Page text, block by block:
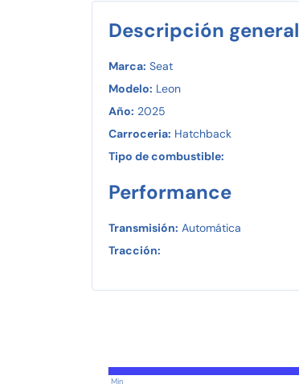
Descripción general
Marca: Seat
Modelo: Leon
Año: 2025
Carroceria: Hatchback
Tipo de combustible:
Performance
Transmisión: Automática
Tracción:
Min